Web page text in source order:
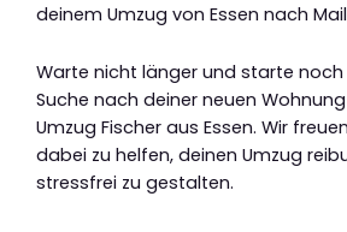
deinem Umzug von Essen nach
Warte nicht länger und starte
Suche nach deiner neuen
Umzug Fischer aus Essen. Wir
dabei zu helfen, deinen Umzug
stressfrei zu gestalten.